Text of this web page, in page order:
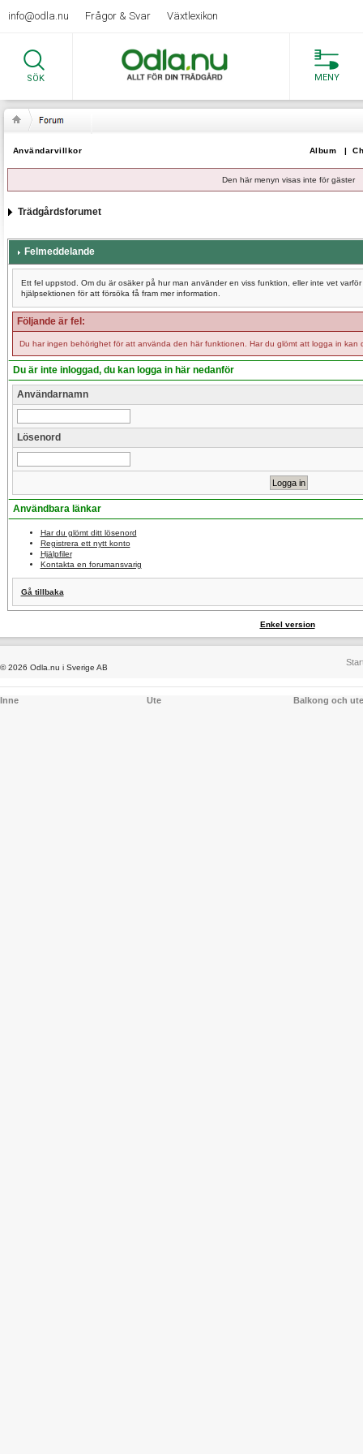
info@odla.nu Frågor & Svar Växtlexikon
SÖK MENY
Användarvillkor Album |
Den här menyn visas inte för gäster
Trädgårdsforumet
Felmeddelande
Ett fel uppstod. Om du är osäker på hur man använder en viss funktion, eller inte vet
hjälpsektionen för att försöka få fram mer information.
Följande är fel:
Du har ingen behörighet för att använda den här funktionen. Har du glömt att logga in kan
Du är inte inloggad, du kan logga in här nedanför
Användarnamn
Lösenord
Användbara länkar
Har du glömt ditt lösenord
Registrera ett nytt konto
Hjälpfiler
Kontakta en forumansvarig
Gå tillbaka
Enkel version
© 2026 Odla.nu i Sverige AB
Inne Ute Balkong och